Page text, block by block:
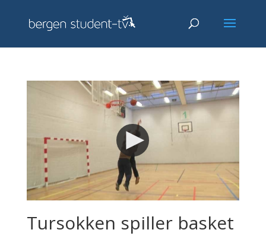
Tursokken spiller basket